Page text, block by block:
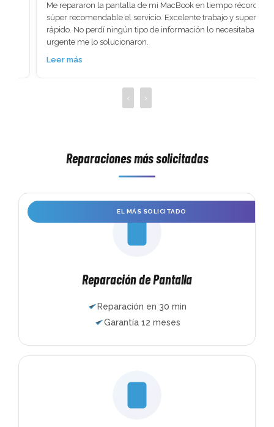
Me repararon la pantalla de mi MacBook en tiempo récord
súper recomendable el servicio. Excelente trabajo y super
rápido. No perdí ningún tipo de información lo necesitaba
urgente me lo solucionaron.
Leer más
‹ ›
Reparaciones más solicitadas
EL MÁS SOLICITADO
Reparación de Pantalla
Reparación en 30 min
Garantía 12 meses